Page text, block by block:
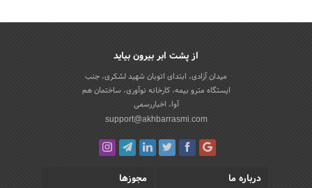
از پشت ابر بیرون بیاید
میدان آزادی، ابتدای اتوبان شهید لشکری، جنب
ایستگاه مترو بیمه، کارخانه نوآوری، ساختمان هم
آوا، اخباررسمی
support@akhbarrasmi.com
درباره ما
مجوزها